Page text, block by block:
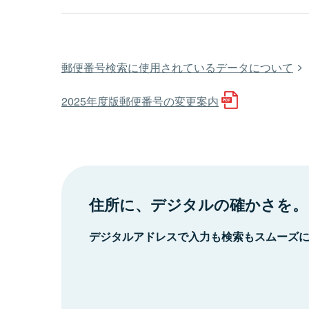
郵便番号検索に使用されているデータについて
2025年度版郵便番号の変更案内
住所に、デジタルの確かさを。
デジタルアドレスで入力も検索もスムーズ